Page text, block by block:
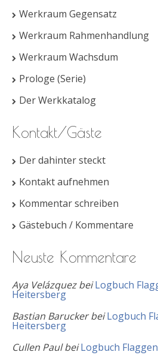
Werkraum Gegensatz
Werkraum Rahmenhandlung
Werkraum Wachsdum
Prologe (Serie)
Der Werkkatalog
Kontakt/Gäste
Der dahinter steckt
Kontakt aufnehmen
Kommentar schreiben
Gästebuch / Kommentare
Neuste Kommentare
Aya VelázquezbeiLogbuch
Heitersberg
Bastian BaruckerbeiLogbuch
Heitersberg
Cullen PaulbeiLogbuch